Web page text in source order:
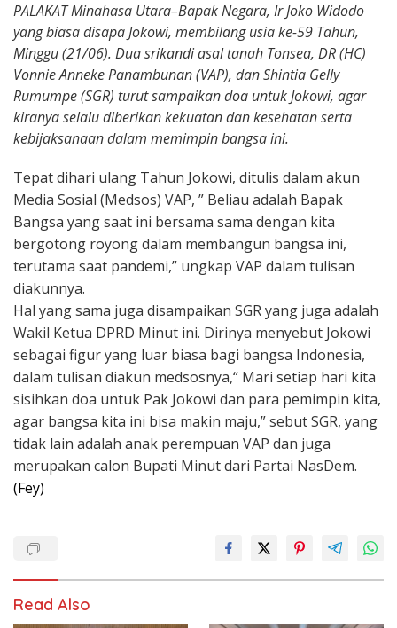
PALAKAT Minahasa Utara–Bapak Negara, Ir Joko Widodo
yang biasa disapa Jokowi, membilang usia ke-59 Tahun,
Minggu (21/06). Dua srikandi asal tanah Tonsea, DR (HC)
Vonnie Anneke Panambunan (VAP), dan Shintia Gelly
Rumumpe (SGR) turut sampaikan doa untuk Jokowi, agar
kiranyaselalu diberikan kekuatan dan kesehatan serta
kebijaksanaan dalam memimpin bangsa ini.
Tepat dihari ulang Tahun Jokowi, ditulis dalam akun
Media Sosial (Medsos) VAP, ” Beliau adalah Bapak
Bangsa yang saat ini bersama sama dengan kita
bergotong royong dalam membangun bangsa ini,
terutama saat pandemi,” ungkap VAP dalam tulisan
diakunnya.
Hal yang sama juga disampaikan SGR yang juga adalah
Wakil Ketua DPRD Minut ini. Dirinya menyebut Jokowi
sebagai figur yang luar biasa bagi bangsa Indonesia,
dalam tulisan diakun medsosnya,“ Mari setiap hari kita
sisihkan doa untuk Pak Jokowi dan para pemimpin kita,
agar bangsa kita ini bisa makin maju,” sebut SGR, yang
tidak lain adalah anak perempuan VAP dan juga
merupakan calon Bupati Minut dari Partai NasDem.
(Fey)
Read Also